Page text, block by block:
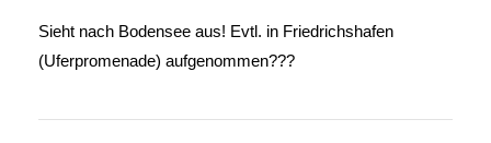
Sieht nach Bodensee aus! Evtl. in Friedrichshafen
(Uferpromenade) aufgenommen???